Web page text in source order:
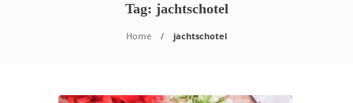
Tag: jachtschotel
Home jachtschotel